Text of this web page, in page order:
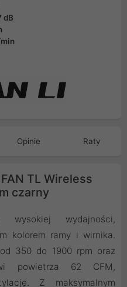
dB
Opinie Raty
TL Wireless
czarny
wydajności,
kolorem ramy i wirnika.
350 do 1900 rpm oraz
powietrza 62 CFM,
Z maksymalnym